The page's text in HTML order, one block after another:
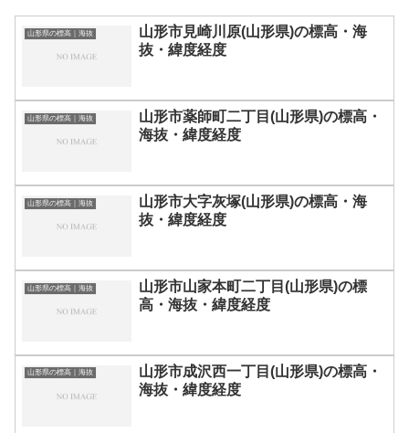
山形県の標高｜海抜
山形市見崎川原(山形県)の標高・海
抜・緯度経度
山形県の標高｜海抜
山形市薬師町二丁目(山形県)の標高・
海抜・緯度経度
山形県の標高｜海抜
山形市大字灰塚(山形県)の標高・海
抜・緯度経度
山形県の標高｜海抜
山形市山家本町二丁目(山形県)の標
高・海抜・緯度経度
山形県の標高｜海抜
山形市成沢西一丁目(山形県)の標高・
海抜・緯度経度